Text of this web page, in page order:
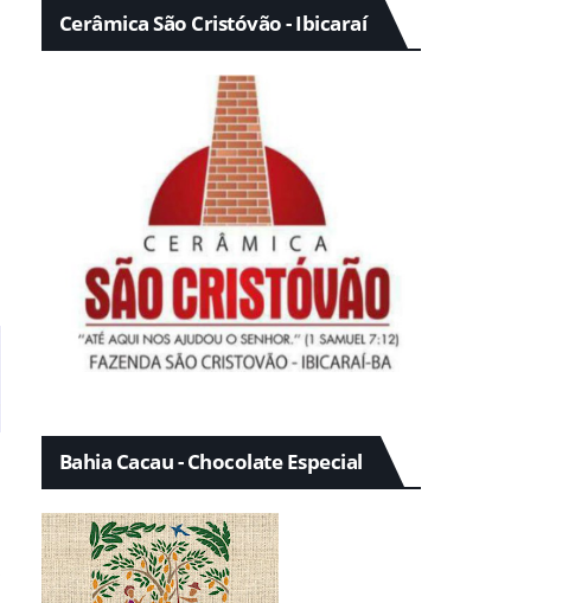
Cerâmica São Cristóvão - Ibicaraí
Bahia Cacau - Chocolate Especial